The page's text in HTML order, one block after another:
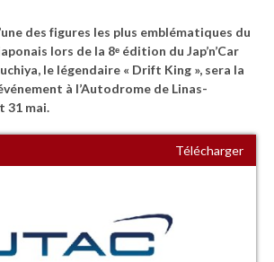
des figures les plus emblématiques du
lors de la 8ᵉ édition du Jap’n’Car
le légendaire « Drift King », sera la
à l’Autodrome de Linas-
31 mai.
Télécharger